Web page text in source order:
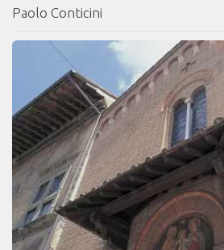
Paolo Conticini